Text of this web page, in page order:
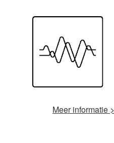
Meer informatie >